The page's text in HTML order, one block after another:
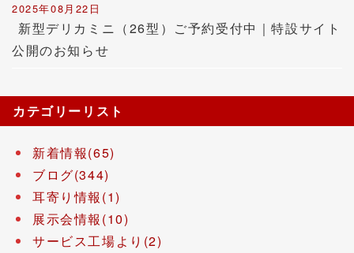
2025年08月22日
新型デリカミニ（26型）ご予約受付中｜特設サイト
公開のお知らせ
カテゴリーリスト
新着情報(65)
ブログ(344)
耳寄り情報(1)
展示会情報(10)
サービス工場より(2)